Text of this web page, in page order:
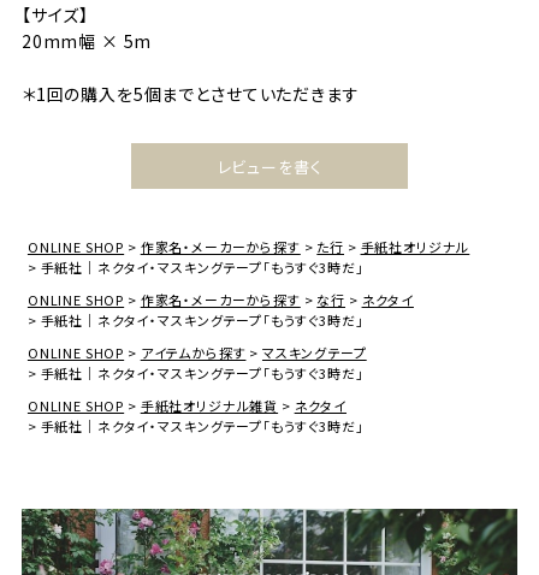
【サイズ】
20mm幅 × 5m
＊1回の購入を5個までとさせていただきます
レビューを書く
ONLINE SHOP 作家名・メーカーから探す た行
手紙社オリジナル
手紙社｜ネクタイ・マスキングテープ「もうすぐ3時だ」
ONLINE SHOP
作家名・メーカーから探す な行
ネクタイ
手紙社｜ネクタイ・マスキングテープ「もうすぐ3時だ」
ONLINE SHOP
アイテムから探す
マスキングテープ
手紙社｜ネクタイ・マスキングテープ「もうすぐ3時だ」
ONLINE SHOP
手紙社オリジナル雑貨
ネクタイ
手紙社｜ネクタイ・マスキングテープ「もうすぐ3時だ」